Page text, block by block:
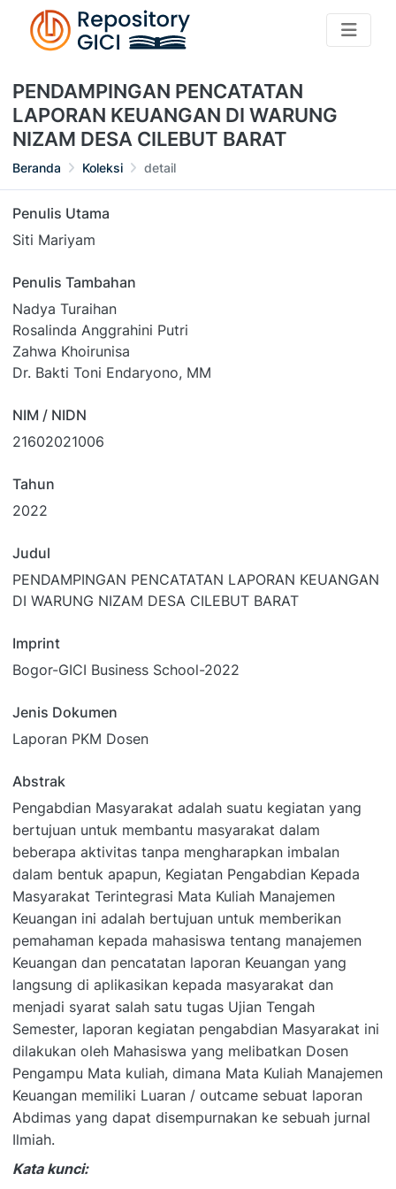
PENDAMPINGAN PENCATATAN
LAPORAN KEUANGAN DI WARUNG
NIZAM DESA CILEBUT BARAT
Beranda Koleksi detail
Penulis Utama
Siti Mariyam
Penulis Tambahan
Nadya Turaihan
Rosalinda Anggrahini Putri
Zahwa Khoirunisa
Dr. Bakti Toni Endaryono, MM
NIM / NIDN
21602021006
Tahun
2022
Judul
PENDAMPINGAN PENCATATAN LAPORAN KEUANGAN
DI WARUNG NIZAM DESA CILEBUT BARAT
Imprint
Bogor-GICI Business School-2022
Jenis Dokumen
Laporan PKM Dosen
Abstrak
Pengabdian Masyarakat adalah suatu kegiatan yang
bertujuan untuk membantu masyarakat dalam
beberapa aktivitas tanpa mengharapkan imbalan
dalam bentuk apapun, Kegiatan Pengabdian Kepada
Masyarakat Terintegrasi Mata Kuliah Manajemen
Keuangan ini adalah bertujuan untuk memberikan
pemahaman kepada mahasiswa tentang manajemen
Keuangan dan pencatatan laporan Keuangan yang
langsung di aplikasikan kepada masyarakat dan
menjadi syarat salah satu tugas Ujian Tengah
Semester, laporan kegiatan pengabdian Masyarakat ini
dilakukan oleh Mahasiswa yang melibatkan Dosen
Pengampu Mata kuliah, dimana Mata Kuliah Manajemen
Keuangan memiliki Luaran / outcame sebuat laporan
Abdimas yang dapat disempurnakan ke sebuah jurnal
Ilmiah.
Kata kunci: